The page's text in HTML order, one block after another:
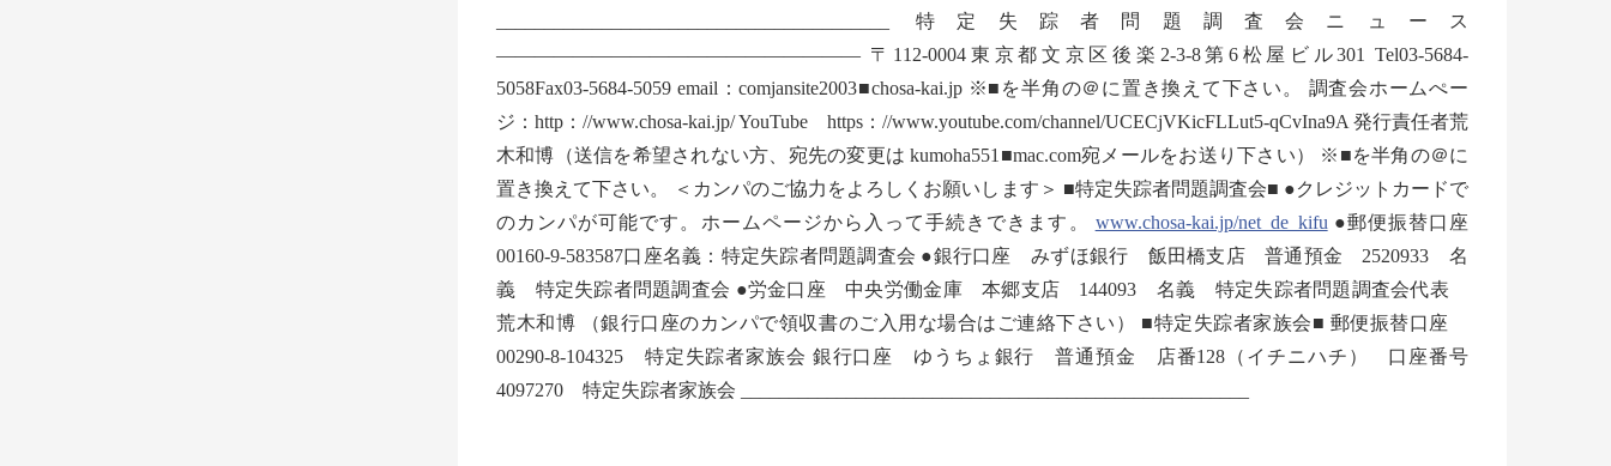
_________________________________________ 特定失踪者問題調査会ニュース
——————————————————— 〒112-0004東京都文京区後楽2-3-8第6松屋ビル301 Tel03-5684-
5058Fax03-5684-5059 email：comjansite2003■chosa-kai.jp ※■を半角の＠に置き換えて下さい。 調査会ホームぺー
ジ：http：//www.chosa-kai.jp/ YouTube https：//www.youtube.com/channel/UCECjVKicFLLut5-qCvIna9A 発行責任者荒
木和博（送信を希望されない方、宛先の変更は kumoha551■mac.com宛メールをお送り下さい） ※■を半角の＠に
置き換えて下さい。 ＜カンパのご協力をよろしくお願いします＞ ■特定失踪者問題調査会■ ●クレジットカードで
のカンパが可能です。ホームページから入って手続きできます。 www.chosa-kai.jp/net_de_kifu ●郵便振替口座
00160-9-583587口座名義：特定失踪者問題調査会 ●銀行口座 みずほ銀行 飯田橋支店 普通預金 2520933 名
義 特定失踪者問題調査会 ●労金口座 中央労働金庫 本郷支店 144093 名義 特定失踪者問題調査会代表
荒木和博 （銀行口座のカンパで領収書のご入用な場合はご連絡下さい） ■特定失踪者家族会■ 郵便振替口座
00290-8-104325 特定失踪者家族会 銀行口座 ゆうちょ銀行 普通預金 店番128（イチニハチ） 口座番号
4097270 特定失踪者家族会 _____________________________________________________